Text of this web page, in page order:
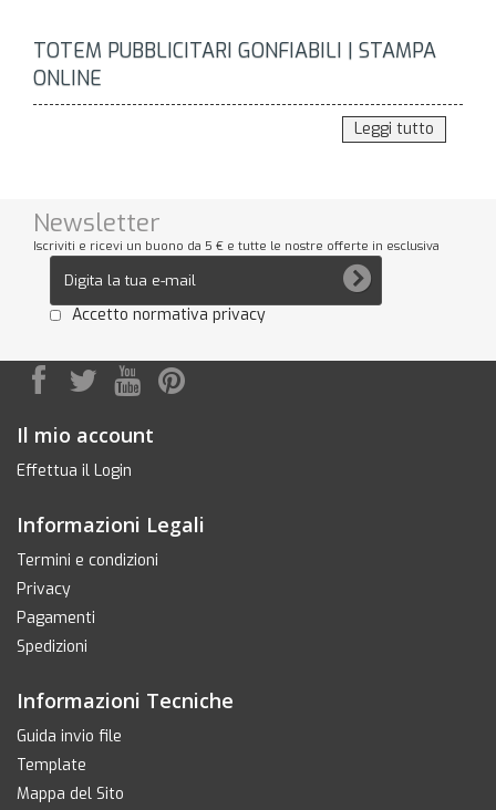
TOTEM PUBBLICITARI GONFIABILI | STAMPA
ONLINE
Leggi tutto
Newsletter
Iscriviti e ricevi un buono da 5 € e tutte le nostre offerte in esclusiva
Accetto normativa privacy
Il mio account
Effettua il Login
Informazioni Legali
Termini e condizioni
Privacy
Pagamenti
Spedizioni
Informazioni Tecniche
Guida invio file
Template
Mappa del Sito